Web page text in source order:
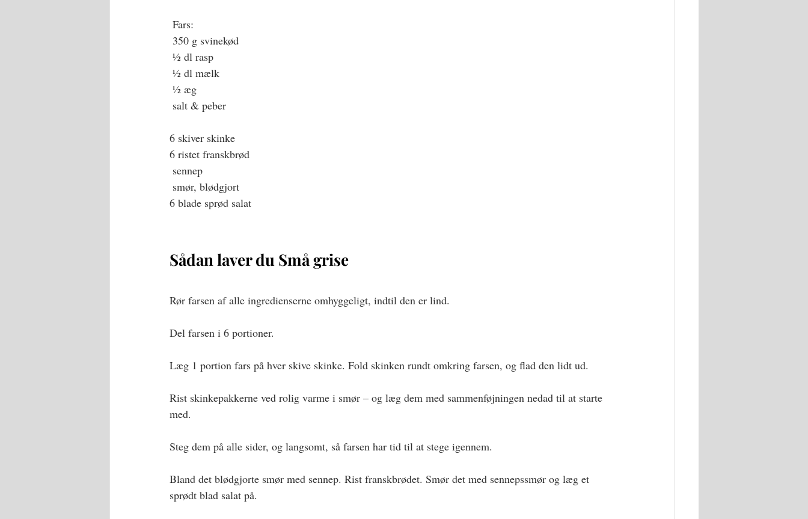
Fars:
350 g svinekød
½ dl rasp
½ dl mælk
½ æg
salt & peber
6 skiver skinke
6 ristet franskbrød
sennep
smør, blødgjort
6 blade sprød salat
Sådan laver du Små grise
Rør farsen af alle ingredienserne omhyggeligt, indtil den er lind.
Del farsen i 6 portioner.
Læg 1 portion fars på hver skive skinke. Fold skinken rundt omkring farsen, og flad den lidt ud.
Rist skinkepakkerne ved rolig varme i smør – og læg dem med sammenføjningen nedad til at starte
med.
Steg dem på alle sider, og langsomt, så farsen har tid til at stege igennem.
Bland det blødgjorte smør med sennep. Rist franskbrødet. Smør det med sennepssmør og læg et
sprødt blad salat på.